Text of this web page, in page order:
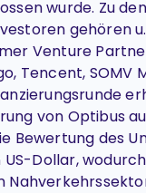
wurde. Zu
gehören
Venture
Tencent, SOMV
von Optibus
Bewertung des
US-Dollar,